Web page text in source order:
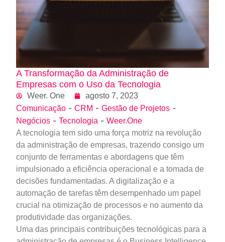
A Transformação da Administração de
Empresas com o Uso da Tecnologia
Weer. One
agosto 7, 2023
Comunicação - CRM - Gestão de Projetos -
Negócios - Tecnologia - Weer.One
A tecnologia tem sido uma força motriz na revolução
da administração de empresas, trazendo consigo um
conjunto de ferramentas e abordagens que têm
impulsionado a eficiência operacional e a tomada de
decisões fundamentadas. A digitalização e a
automação de tarefas têm desempenhado um papel
crucial na otimização de processos e no aumento da
produtividade das organizações.
Uma das principais contribuições tecnológicas para a